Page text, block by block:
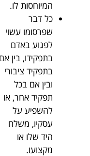
המיוחסות לו.
כל דבר
שפרסומו עשוי
לפגוע באדם
בתפקידו, בין אם
בתפקיד ציבורי
ובין אם בכל
תפקיד אחר, או
להשפיע על
עסקיו, משלח
היד שלו או
מקצועו.